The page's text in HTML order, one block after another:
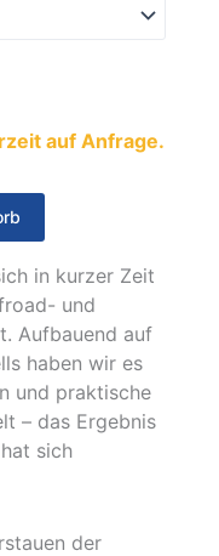
auf Anfrage.
in kurzer Zeit
und
Aufbauend auf
haben wir es
und praktische
– das Ergebnis
sich
der